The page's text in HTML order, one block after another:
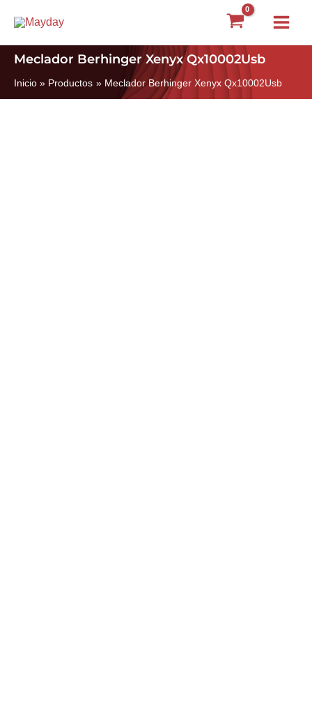
contenido
Main
Menu
Meclador Berhinger Xenyx Qx10002Usb
Inicio Productos Meclador Berhinger Xenyx Qx10002Usb